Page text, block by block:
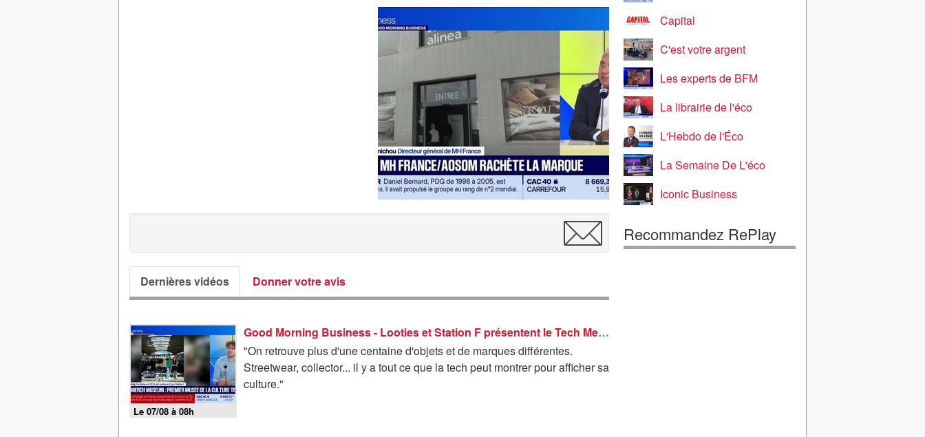
Dernières vidéos Donner votre avis
Le 07/08 à 08h
Good Morning Business - Looties et Station F présentent le Tech Merch Museum
"On retrouve plus d'une centaine d'objets et de marques différentes.
Streetwear, collector... il y a tout ce que la tech peut montrer pour afficher sa
culture."
Capital
C'est votre argent
Les experts de BFM
La librairie de l'éco
L'Hebdo de l'Éco
La Semaine De L'éco
Iconic Business
Recommandez RePlay